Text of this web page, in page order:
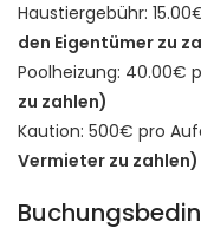
den Eigentümer zu
zu zahlen)
Kaution:
Vermieter zu zahlen)